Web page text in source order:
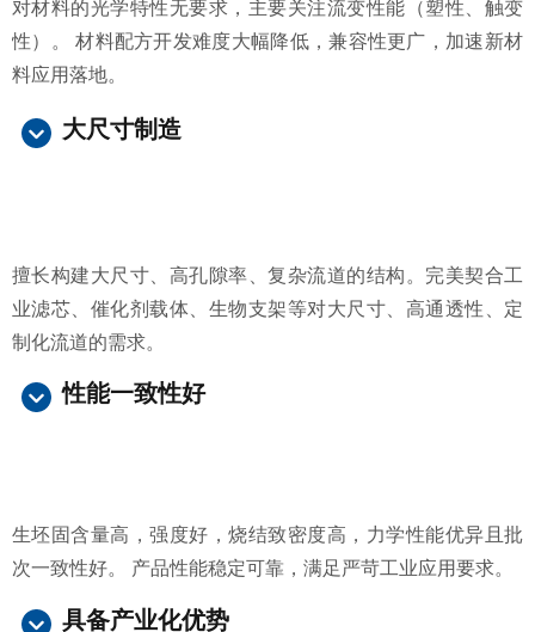
对材料的光学特性无要求，主要关注流变性能（塑性、触变
性）。 材料配方开发难度大幅降低，兼容性更广，加速新材
料应用落地。
大尺寸制造
擅长构建大尺寸、高孔隙率、复杂流道的结构。完美契合工
业滤芯、催化剂载体、生物支架等对大尺寸、高通透性、定
制化流道的需求。
性能一致性好
生坯固含量高，强度好，烧结致密度高，力学性能优异且批
次一致性好。 产品性能稳定可靠，满足严苛工业应用要求。
具备产业化优势